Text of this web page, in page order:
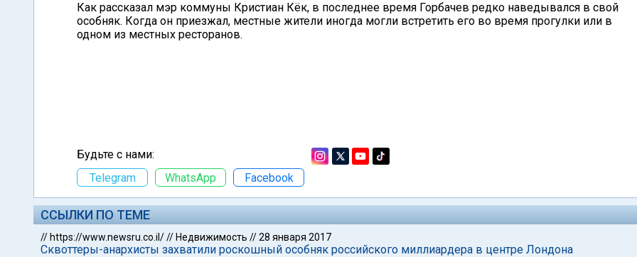
Как рассказал мэр коммуны Кристиан Кёк, в последнее время Горбачев редко наведывался в свой
особняк. Когда он приезжал, местные жители иногда могли встретить его во время прогулки или в
одном из местных ресторанов.
Будьте с нами:
Telegram
WhatsApp Facebook
ССЫЛКИ ПО ТЕМЕ
// https://www.newsru.co.il/// Недвижимость //28 января 2017
Сквоттеры-анархисты захватили роскошный особняк российского миллиардера в центре Лондона